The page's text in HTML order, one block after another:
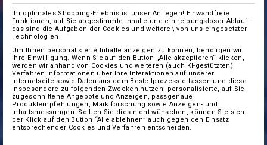
Ihr optimales Shopping-Erlebnis ist unser Anliegen! Einwandfreie
Funktionen, auf Sie abgestimmte Inhalte und ein reibungsloser Ablauf -
das sind die Aufgaben der Cookies und weiterer, von uns eingesetzter
Technologien.
Um Ihnen personalisierte Inhalte anzeigen zu können, benötigen wir
Ihre Einwilligung. Wenn Sie auf den Button „Alle akzeptieren“ klicken,
werden wir anhand von Cookies und weiteren (auch KI-gestützten)
Verfahren Informationen über Ihre Interaktionen auf unserer
Internetseite sowie Daten aus dem Bestellprozess erfassen und diese
insbesondere zu folgenden Zwecken nutzen: personalisierte, auf Sie
zugeschnittene Angebote und Anzeigen, passgenaue
Produktempfehlungen, Marktforschung sowie Anzeigen- und
Inhaltsmessungen. Sollten Sie dies nicht wünschen, können Sie sich
per Klick auf den Button “Alle ablehnen” auch gegen den Einsatz
entsprechender Cookies und Verfahren entscheiden.